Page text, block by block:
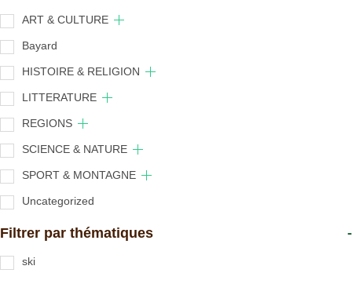
ART & CULTURE
Bayard
HISTOIRE & RELIGION
LITTERATURE
REGIONS
SCIENCE & NATURE
SPORT & MONTAGNE
Uncategorized
Filtrer par thématiques -
ski